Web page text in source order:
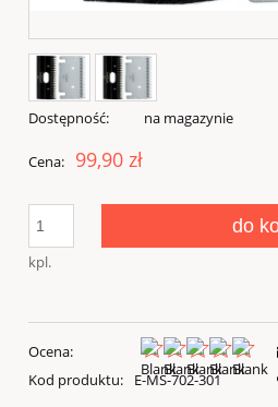
Dostępność: na magazynie
Cena: 99,90 zł
kpl.
do
Ocena:
Kod produktu:
E-MS-702-301